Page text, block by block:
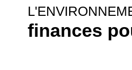
finances